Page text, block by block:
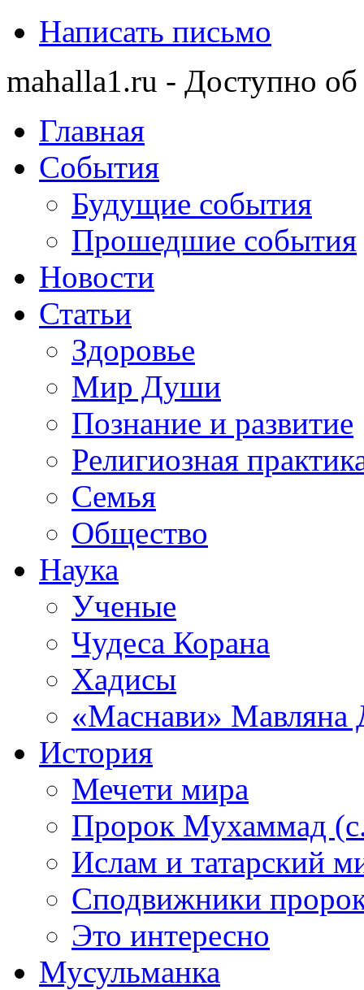
Написать письмо
mahalla1.ru - Доступно об
Главная
События
Будущие события
Прошедшие события
Новости
Статьи
Здоровье
Мир Души
Познание и развитие
Религиозная
Семья
Общество
Наука
Ученые
Чудеса Корана
Хадисы
«Маснави» Мавляна
История
Мечети мира
Пророк Мухаммад
Ислам и татарский
Сподвижники
Это интересно
Мусульманка